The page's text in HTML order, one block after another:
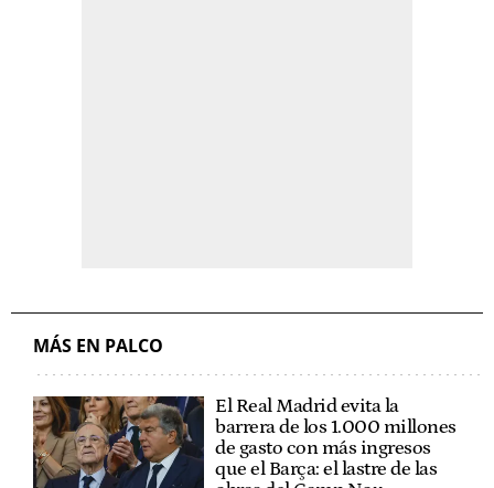
MÁS EN PALCO
El Real Madrid evita la
barrera de los 1.000 millones
de gasto con más ingresos
que el Barça: el lastre de las